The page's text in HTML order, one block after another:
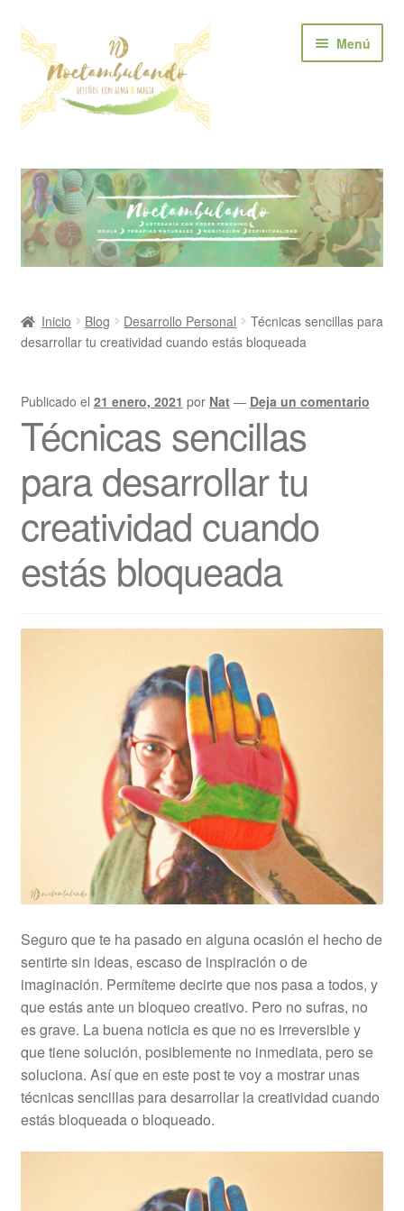
Ir
a
navegación
Ir
al
contenido
Menú
Tienda
Quién soy?
Servicios
Contacto
Inicio Blog Desarrollo Personal
Técnicas sencillas para
desarrollar tu creatividad cuando estás bloqueada
Publicado el 21 enero, 2021 por Nat — Deja un comentario
Técnicas sencillas
para desarrollar tu
creatividad cuando
estás bloqueada
Seguro que te ha pasado en alguna ocasión el hecho de
sentirte sin ideas, escaso de inspiración o de
imaginación. Permíteme decirte que nos pasa a todos, y
que estás ante un bloqueo creativo. Pero no sufras, no
es grave. La buena noticia es que no es irreversible y
que tiene solución, posiblemente no inmediata, pero se
soluciona. Así que en este post te voy a mostrar unas
técnicas sencillas para desarrollar la creatividad cuando
estás bloqueada o bloqueado.